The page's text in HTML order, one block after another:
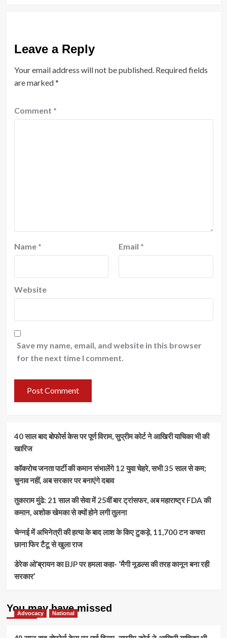
Leave a Reply
Your email address will not be published. Required fields
are marked*
Comment *
Name * Email *
Website
Save my name, email, and website in this browser
for the next time I comment.
40 साल बाद बोफोर्स केस पर पूर्ण विराम, सुप्रीम कोर्ट ने आखिरी याचिका भी की
खारिज
कॉकरोच जनता पार्टी की कमान संभालेंगे 12 युवा चेहरे, सभी 35 साल से कम;
चुनाव नहीं, अब सरकार पर बनाएंगे दबाव
तुकाराम मुंढे: 21 साल की सेवा में 25वीं बार ट्रांसफर, अब महाराष्ट्र FDA की
कमान, अशोक खेमका से क्यों होने लगी तुलना
चेन्नई में अभिनेत्री की हत्या के बाद लाश के किए टुकड़े, 11,700 टन कचरा
छाना फिर टैटू से खुला राज
डेरेक ओ’ब्रायन का BJP पर हमला कहा- ‘मैगी नूडल्स की तरह कानून बना रही
सरकार’
You may have missed
Advocacy National